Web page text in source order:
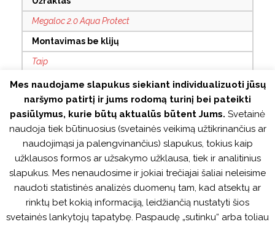
Megaloc 2.0 Aqua Protect
Montavimas be klijų
Taip
Su grioveliais
4V
Antistatinis
Taip
Tinka šildomoms grindims
Taip
Atsparus vandeniui
Taip
Mes naudojame slapukus siekiant individualizuoti jūsų
naršymo patirtį ir jums rodomą turinį bei pateikti
pasiūlymus, kurie būtų aktualūs būtent Jums. Svetainė
naudoja tiek būtinuosius (svetainės veikimą užtikrinančius ar
naudojimąsi ja palengvinančius) slapukus, tokius kaip
užklausos formos ar užsakymo užklausa, tiek ir analitinius
slapukus. Mes nenaudosime ir jokiai trečiajai šaliai neleisime
naudoti statistinės analizės duomenų tam, kad atsektų ar
rinktų bet kokią informaciją, leidžiančią nustatyti šios
svetainės lankytojų tapatybę. Paspaudę „sutinku“ arba toliau